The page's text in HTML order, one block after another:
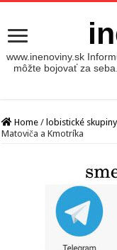
www.inenoviny.sk
môžte bojovať za
Home / lobistické skupiny
Matoviča a Kmotríka